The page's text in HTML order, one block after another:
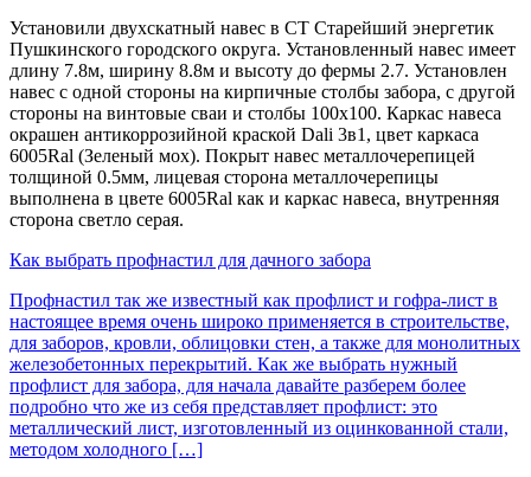
Установили двухскатный навес в СТ Старейший энергетик
Пушкинского городского округа. Установленный навес имеет
длину 7.8м, ширину 8.8м и высоту до фермы 2.7. Установлен
навес с одной стороны на кирпичные столбы забора, с другой
стороны на винтовые сваи и столбы 100х100. Каркас навеса
окрашен антикоррозийной краской Dali 3в1, цвет каркаса
6005Ral (Зеленый мох). Покрыт навес металлочерепицей
толщиной 0.5мм, лицевая сторона металлочерепицы
выполнена в цвете 6005Ral как и каркас навеса, внутренняя
сторона светло серая.
Как выбрать профнастил для дачного забора
Профнастил так же известный как профлист и гофра-лист в
настоящее время очень широко применяется в строительстве,
для заборов, кровли, облицовки стен, а также для монолитных
железобетонных перекрытий. Как же выбрать нужный
профлист для забора, для начала давайте разберем более
подробно что же из себя представляет профлист: это
металлический лист, изготовленный из оцинкованной стали,
методом холодного […]